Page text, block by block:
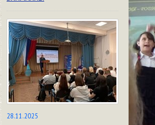
28.11.2025